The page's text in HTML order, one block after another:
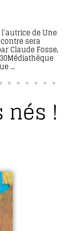
de Une
sera
Claude Fosse,
...
nés !